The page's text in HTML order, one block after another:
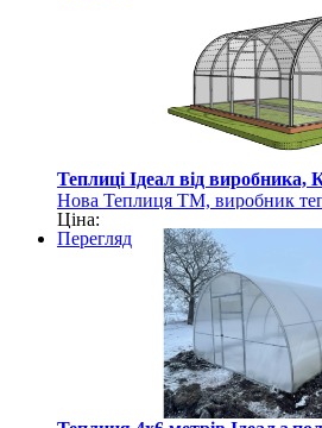
Теплиці Ідеал від виробника,
Нова Теплиця ТМ, виробник
Ціна:
Перегляд